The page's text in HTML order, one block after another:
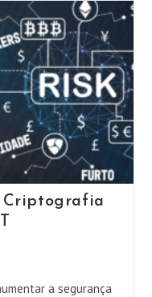
Criptografia
a segurança